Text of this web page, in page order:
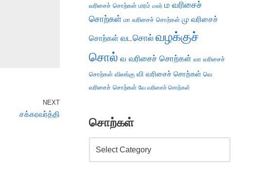
NEXT
சக்கரவர்த்தி
வரிசைச் சொற்கள் மரம் மலர் ம வரிசைச்
சொற்கள் மா வரிசைச் சொற்கள் மு வரிசைச்
சொற்கள் வடசொல் வழக்குச்
சொல் வ வரிசைச் சொற்கள் வா வரிசைச்
சொற்கள் விலங்கு வி வரிசைச் சொற்கள் வெ
வரிசைச் சொற்கள் வே வரிசைச் சொற்கள்
சொற்கள்